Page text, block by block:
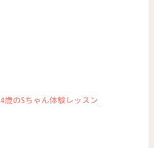
4歳のSちゃん体験レッスン